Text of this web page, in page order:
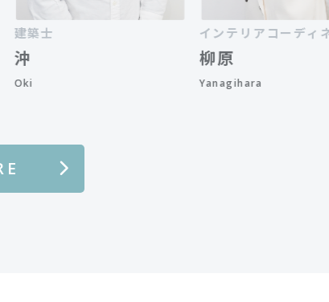
インテリアコーディネーター
Yanagihara